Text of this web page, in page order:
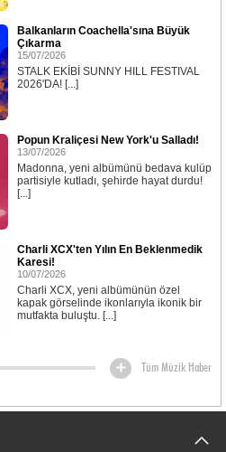
Balkanların Coachella'sına Büyük
Çıkarma
15/07/2026
STALK EKİBİ SUNNY HILL FESTIVAL
2026'DA! [...]
Popun Kraliçesi New York'u Salladı!
13/07/2026
Madonna, yeni albümünü bedava kulüp
partisiyle kutladı, şehirde hayat durdu!
[...]
Charli XCX'ten Yılın En Beklenmedik
Karesi!
10/07/2026
Charli XCX, yeni albümünün özel
kapak görselinde ikonlarıyla ikonik bir
mutfakta buluştu. [...]
Tüm Müzik Haber